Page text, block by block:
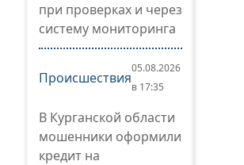
при проверках и через
систему мониторинга
Происшествия
05.08.2026
в 17:35
В Курганской области
мошенники оформили
кредит на